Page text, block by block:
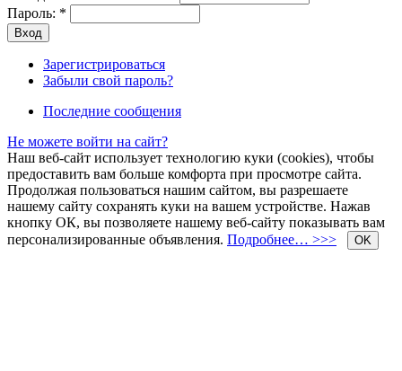
Пароль: *
Зарегистрироваться
Забыли свой пароль?
Последние сообщения
Не можете войти на сайт?
Наш веб-сайт использует технологию куки (cookies), чтобы
предоставить вам больше комфорта при просмотре сайта.
Продолжая пользоваться нашим сайтом, вы разрешаете
нашему сайту сохранять куки на вашем устройстве. Нажав
кнопку ОК, вы позволяете нашему веб-сайту показывать вам
персонализированные объявления. Подробнее… >>> OK